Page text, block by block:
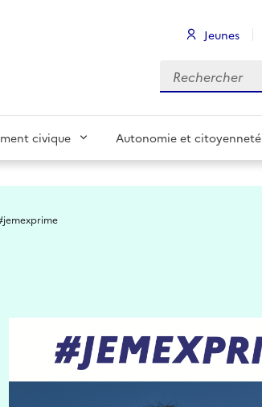
Jeunes
Rechercher
civique Autonomie et citoyenneté